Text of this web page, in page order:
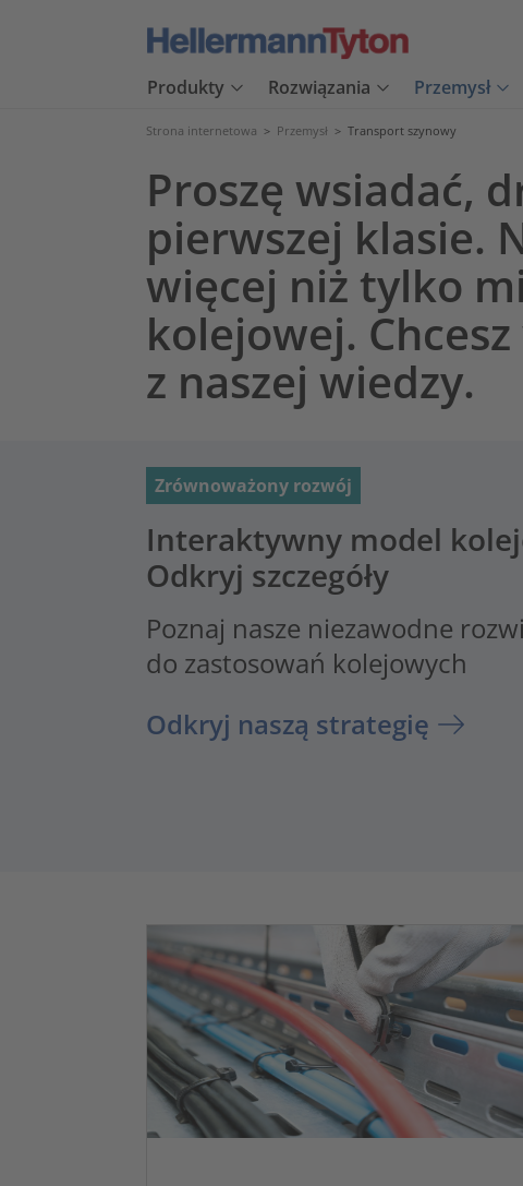
Produkty Rozwiązania Przemysł
Strona internetowa > Przemysł > Transport szynowy
Proszę wsiadać,
pierwszej klasie.
więcej niż tylko
kolejowej.
z naszej wiedzy.
Zrównoważony rozwój
Interaktywny model
Odkryj szczegóły
Poznaj nasze niezawodne
do zastosowań kolejowych
Odkryj naszą strategię